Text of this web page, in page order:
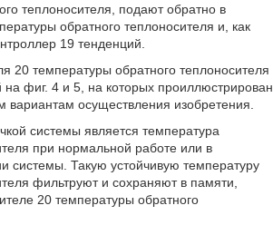
теплоносителя, подают обратно в
обратного теплоносителя и, как
19 тенденций.
20 температуры обратного теплоносителя
на фиг. 4 и 5, на которых проиллюстрирован
вариантам осуществления изобретения.
системы является температура
при нормальной работе или в
системы. Такую устойчивую температуру
фильтруют и сохраняют в памяти,
20 температуры обратного